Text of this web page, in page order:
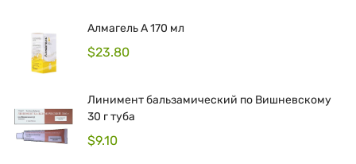
Алмагель А 170 мл
$23.80
Линимент бальзамический по Вишневскому
30 г туба
$9.10